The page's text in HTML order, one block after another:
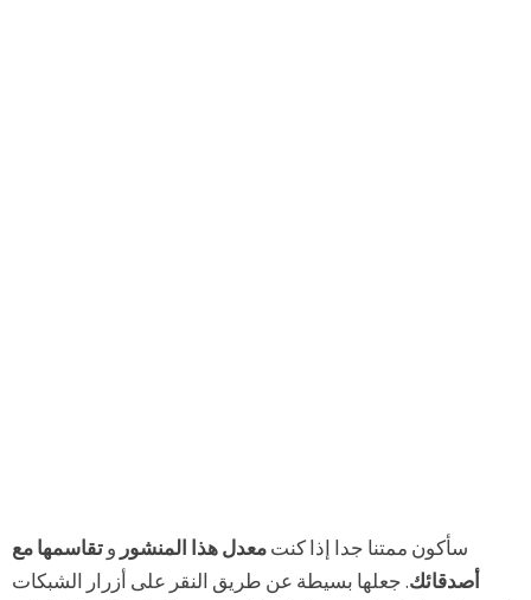
سأكون ممتنا جدا إذا كنتمعدل هذا المنشور وتقاسمها مع
أصدقائك. جعلها بسيطة عن طريق النقر على أزرار الشبكات